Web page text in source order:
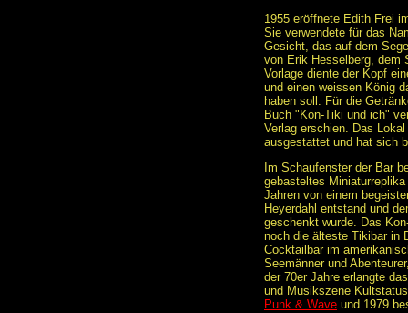
1955 eröffnete Edith Frei
Sie verwendete für das
Gesicht, das auf dem
von Erik Hesselberg, dem
Vorlage diente der Kopf
und einen weissen König
haben soll. Für die
Buch "Kon-Tiki und ich"
Verlag erschien. Das
ausgestattet und hat sich
Im Schaufenster der Bar
gebasteltes
Jahren von einem
Heyerdahl entstand und
geschenkt wurde. Das
noch die älteste Tikibar in
Cocktailbar im
Seemänner und
der 70er Jahre erlangte
und Musikszene
Punk & Wave und 1979